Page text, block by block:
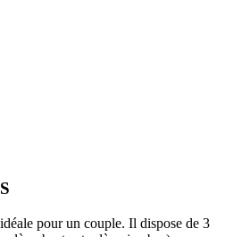
pour un couple. Il dispose de 3